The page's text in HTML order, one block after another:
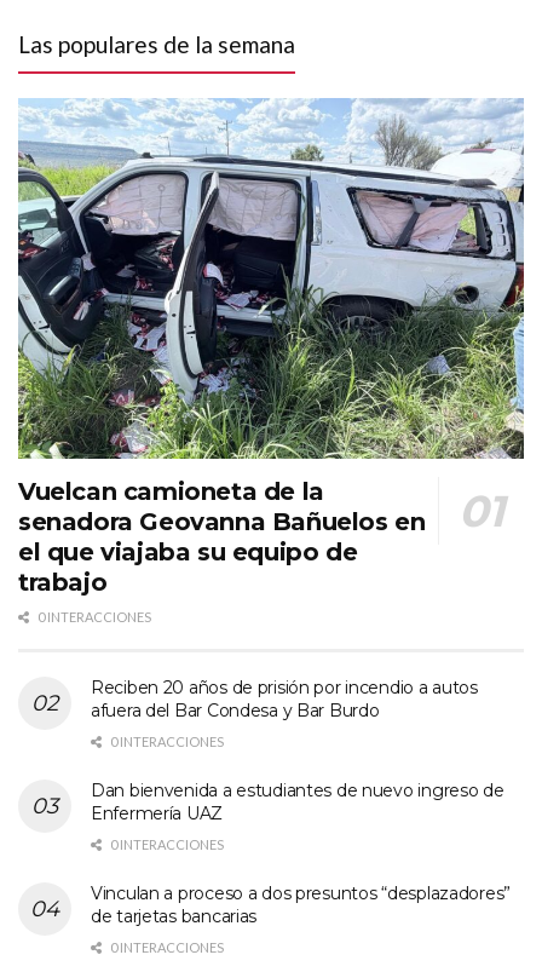
Las populares de la semana
Vuelcan camioneta de la
senadora Geovanna Bañuelos en
el que viajaba su equipo de
trabajo
0 INTERACCIONES
Reciben 20 años de prisión por incendio a autos
afuera del Bar Condesa y Bar Burdo
0 INTERACCIONES
Dan bienvenida a estudiantes de nuevo ingreso de
Enfermería UAZ
0 INTERACCIONES
Vinculan a proceso a dos presuntos “desplazadores”
de tarjetas bancarias
0 INTERACCIONES